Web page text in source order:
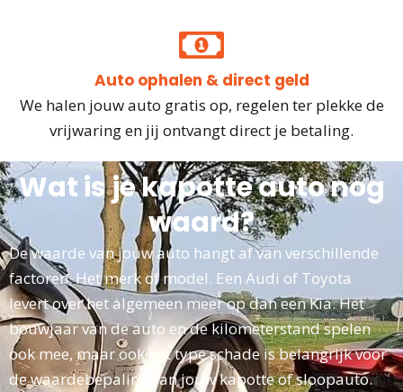
Auto ophalen & direct geld
We halen jouw auto gratis op, regelen ter plekke de
vrijwaring en jij ontvangt direct je betaling.
Wat is je kapotte auto nog
waard?
De waarde van jouw auto hangt af van verschillende
factoren. Het merk of model. Een Audi of Toyota
levert over het algemeen meer op dan een Kia. Het
bouwjaar van de auto en de kilometerstand spelen
ook mee, maar ook het type schade is belangrijk voor
de waardebepaling van jouw kapotte of sloopauto.